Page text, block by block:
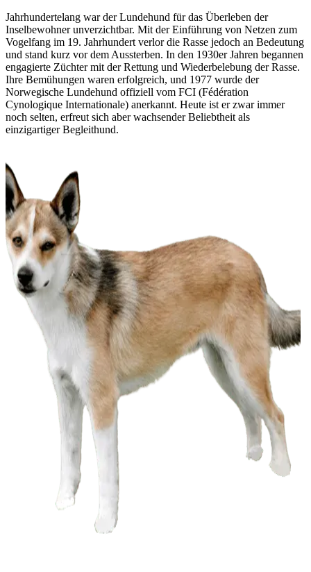
Jahrhundertelang war der Lundehund für das Überleben der
Inselbewohner unverzichtbar. Mit der Einführung von Netzen zum
Vogelfang im 19. Jahrhundert verlor die Rasse jedoch an Bedeutung
und stand kurz vor dem Aussterben. In den 1930er Jahren begannen
engagierte Züchter mit der Rettung und Wiederbelebung der Rasse.
Ihre Bemühungen waren erfolgreich, und 1977 wurde der
Norwegische Lundehund offiziell vom FCI (Fédération
Cynologique Internationale) anerkannt. Heute ist er zwar immer
noch selten, erfreut sich aber wachsender Beliebtheit als
einzigartiger Begleithund.